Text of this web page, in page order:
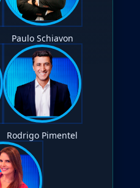
Paulo Schiavon
Rodrigo Pimentel